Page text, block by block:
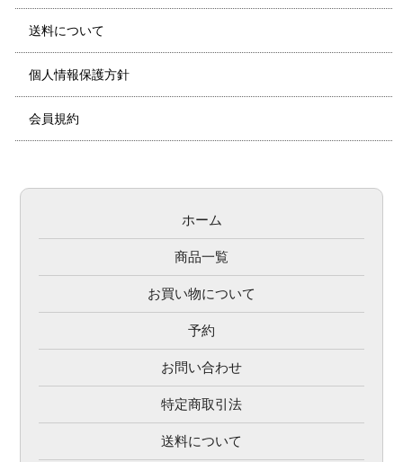
送料について
個人情報保護方針
会員規約
ホーム
商品一覧
お買い物について
予約
お問い合わせ
特定商取引法
送料について